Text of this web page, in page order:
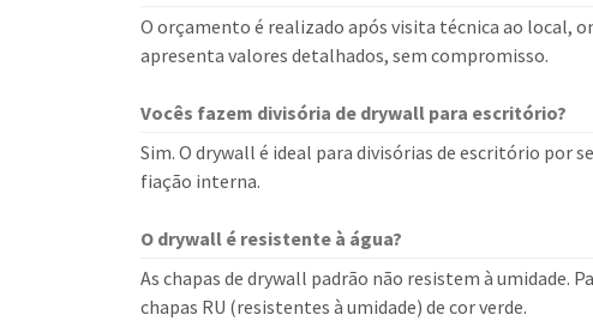
O orçamento é realizado após visita técnica ao local,
apresenta valores detalhados, sem compromisso.
Vocês fazem divisória de drywall para escritório?
Sim. O drywall é ideal para divisórias de escritório por
fiação interna.
O drywall é resistente à água?
As chapas de drywall padrão não resistem à umidade.
chapas RU (resistentes à umidade) de cor verde.